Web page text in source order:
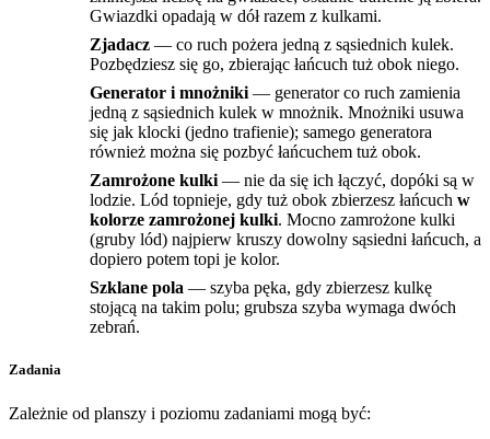
Gwiazdki opadają w dół razem z kulkami.
Zjadacz — co ruch pożera jedną z sąsiednich kulek.
Pozbędziesz się go, zbierając łańcuch tuż obok niego.
Generator i mnożniki — generator co ruch zamienia
jedną z sąsiednich kulek w mnożnik. Mnożniki usuwa
się jak klocki (jedno trafienie); samego generatora
również można się pozbyć łańcuchem tuż obok.
Zamrożone kulki — nie da się ich łączyć, dopóki są w
lodzie. Lód topnieje, gdy tuż obok zbierzesz łańcuch w
kolorze zamrożonej kulki. Mocno zamrożone kulki
(gruby lód) najpierw kruszy dowolny sąsiedni łańcuch, a
dopiero potem topi je kolor.
Szklane pola — szyba pęka, gdy zbierzesz kulkę
stojącą na takim polu; grubsza szyba wymaga dwóch
zebrań.
Zadania
Zależnie od planszy i poziomu zadaniami mogą być: